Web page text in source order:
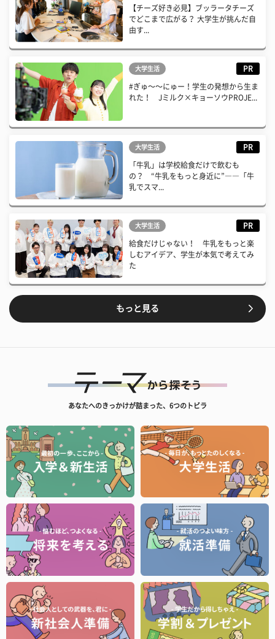
【チーズ好き必見】ブッラータチーズ
でどこまで広がる？ 大学生が挑んだ自
由す...
大学生活 PR
#ぎゅ〜〜にゅー！学生の発想から生ま
れた！ Jミルク×キョーソウPROJE...
大学生活 PR
「牛乳」は学校給食だけで飲むも
の？ “牛乳をもっと身近に”――「牛
乳でスマ...
大学生活 PR
給食だけじゃない！ 牛乳をもっと楽
しむアイデア、学生が本気で考えてみ
た
もっと見る
あなたへのきっかけが詰まった、6つのトビラ